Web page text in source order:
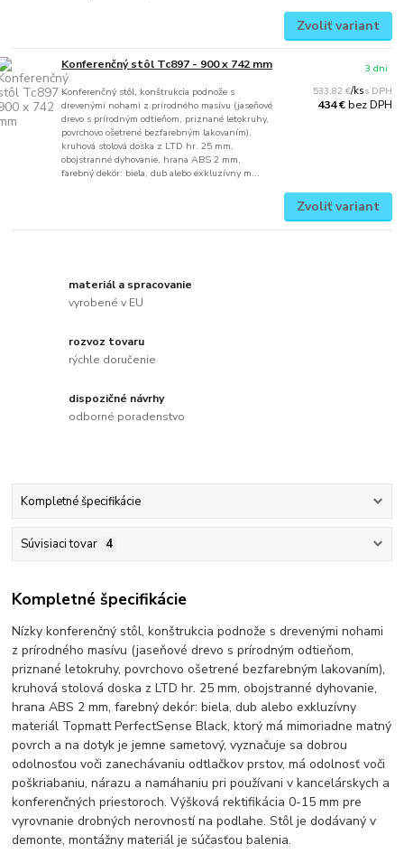
Zvoliť variant
Konferenčný stôl Tc897 - 900 x 742 mm
Konferenčný stôl, konštrukcia podnože s
drevenými nohami z prírodného masívu (jaseňové
drevo s prírodným odtieňom, priznané letokruhy,
povrchovo ošetrené bezfarebným lakovaním),
kruhová stolová doska z LTD hr. 25 mm,
obojstranné dyhovanie, hrana ABS 2 mm,
farebný dekór: biela, dub alebo exkluzívny m...
533,82 €/ks
434 €bez DPH
3 dni
Zvoliť variant
materiál a spracovanie
vyrobené v EU
rozvoz tovaru
rýchle doručenie
dispozičné návrhy
odborné poradenstvo
Kompletné špecifikácie
Súvisiaci tovar 4
Kompletné špecifikácie
Nízky konferenčný stôl, konštrukcia podnože s drevenými nohami
z prírodného masívu (jaseňové drevo s prírodným odtieňom,
priznané letokruhy, povrchovo ošetrené bezfarebným lakovaním),
kruhová stolová doska z LTD hr. 25 mm, obojstranné dyhovanie,
hrana ABS 2 mm, farebný dekór: biela, dub alebo exkluzívny
materiál Topmatt PerfectSense Black, ktorý má mimoriadne matný
povrch a na dotyk je jemne sametový, vyznačuje sa dobrou
odolnosťou voči zanechávaniu odtlačkov prstov, má odolnosť voči
poškriabaniu, nárazu a namáhaniu pri používani v kancelárskych a
konferenčných priestoroch. Výšková rektifikácia 0-15 mm pre
vyrovnanie drobných nerovností na podlahe. Stôl je dodávaný v
demonte, montážny materiál je súčasťou balenia.